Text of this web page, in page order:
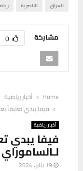
العراق الناصرية
مشاركة 0
Home
أخبار رياضية
فيفا يبدي تعليقاً
أخبار رياضية
فيفا يبدي
لـالساموراي
19 يناير، 2024